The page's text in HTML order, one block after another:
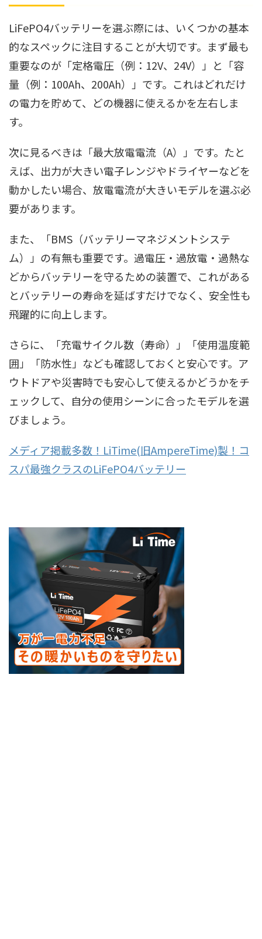
LiFePO4バッテリーを選ぶ際には、いくつかの基本
的なスペックに注目することが大切です。まず最も
重要なのが「定格電圧（例：12V、24V）」と「容
量（例：100Ah、200Ah）」です。これはどれだけ
の電力を貯めて、どの機器に使えるかを左右しま
す。
次に見るべきは「最大放電電流（A）」です。たと
えば、出力が大きい電子レンジやドライヤーなどを
動かしたい場合、放電電流が大きいモデルを選ぶ必
要があります。
また、「BMS（バッテリーマネジメントシステ
ム）」の有無も重要です。過電圧・過放電・過熱な
どからバッテリーを守るための装置で、これがある
とバッテリーの寿命を延ばすだけでなく、安全性も
飛躍的に向上します。
さらに、「充電サイクル数（寿命）」「使用温度範
囲」「防水性」なども確認しておくと安心です。ア
ウトドアや災害時でも安心して使えるかどうかをチ
ェックして、自分の使用シーンに合ったモデルを選
びましょう。
メディア掲載多数！LiTime(旧AmpereTime)製！コ
スパ最強クラスのLiFePO4バッテリー